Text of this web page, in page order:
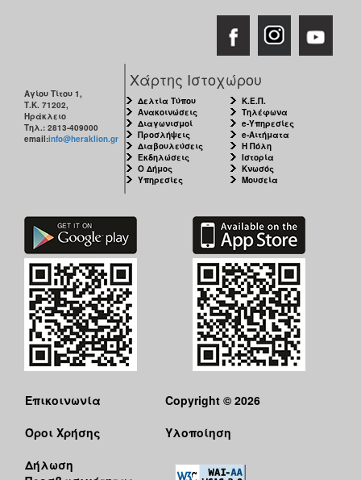
Αγίου Τίτου 1,
Τ.Κ. 71202,
Ηράκλειο
Τηλ.: 2813-409000
email:info@heraklion.gr
Χάρτης Ιστοχώρου
Δελτία Τύπου
Ανακοινώσεις
Διαγωνισμοί
Προσλήψεις
Διαβουλεύσεις
Εκδηλώσεις
Ο Δήμος
Υπηρεσίες
Κ.Ε.Π.
Τηλέφωνα
e-Υπηρεσίες
e-Αιτήματα
Η Πόλη
Ιστορία
Κνωσός
Μουσεία
Επικοινωνία
Όροι Χρήσης
Δήλωση
Copyright © 2026
Υλοποίηση